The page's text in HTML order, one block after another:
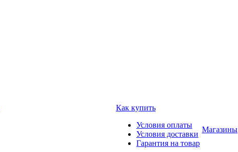
Как купить
Условия оплаты
Условия доставки
Гарантия на товар
Магазины